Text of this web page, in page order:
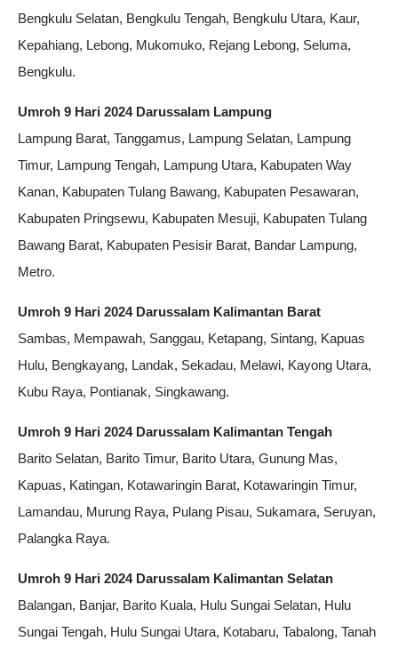
Bengkulu Selatan, Bengkulu Tengah, Bengkulu Utara, Kaur,
Kepahiang, Lebong, Mukomuko, Rejang Lebong, Seluma,
Bengkulu.
Umroh 9 Hari 2024 Darussalam Lampung
Lampung Barat, Tanggamus, Lampung Selatan, Lampung
Timur, Lampung Tengah, Lampung Utara, Kabupaten Way
Kanan, Kabupaten Tulang Bawang, Kabupaten Pesawaran,
Kabupaten Pringsewu, Kabupaten Mesuji, Kabupaten Tulang
Bawang Barat, Kabupaten Pesisir Barat, Bandar Lampung,
Metro.
Umroh 9 Hari 2024 Darussalam Kalimantan Barat
Sambas, Mempawah, Sanggau, Ketapang, Sintang, Kapuas
Hulu, Bengkayang, Landak, Sekadau, Melawi, Kayong Utara,
Kubu Raya, Pontianak, Singkawang.
Umroh 9 Hari 2024 Darussalam Kalimantan Tengah
Barito Selatan, Barito Timur, Barito Utara, Gunung Mas,
Kapuas, Katingan, Kotawaringin Barat, Kotawaringin Timur,
Lamandau, Murung Raya, Pulang Pisau, Sukamara, Seruyan,
Palangka Raya.
Umroh 9 Hari 2024 Darussalam Kalimantan Selatan
Balangan, Banjar, Barito Kuala, Hulu Sungai Selatan, Hulu
Sungai Tengah, Hulu Sungai Utara, Kotabaru, Tabalong, Tanah